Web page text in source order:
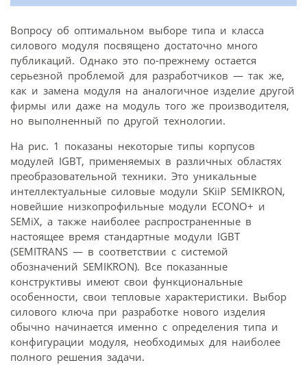
Вопросу об оптимальном выборе типа и класса
силового модуля посвящено достаточно много
публикаций. Однако это по-прежнему остается
серьезной проблемой для разработчиков — так же,
как и замена модуля на аналогичное изделие другой
фирмы или даже на модуль того же производителя,
но выполненный по другой технологии.
На рис. 1 показаны некоторые типы корпусов
модулей IGBT, применяемых в различных областях
преобразовательной техники. Это уникальные
интеллектуальные силовые модули SKiiP SEMIKRON,
новейшие низкопрофильные модули ECONO+ и
SEMiX, а также наиболее распространенные в
настоящее время стандартные модули IGBT
(SEMITRANS — в соответствии с системой
обозначений SEMIKRON). Все показанные
конструктивы имеют свои функциональные
особенности, свои тепловые характеристики. Выбор
силового ключа при разработке нового изделия
обычно начинается именно с определения типа и
конфигурации модуля, необходимых для наиболее
полного решения задачи.